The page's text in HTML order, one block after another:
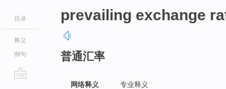
目录
释义
例句
prevailing exchange
普通汇率
网络释义 专业释义